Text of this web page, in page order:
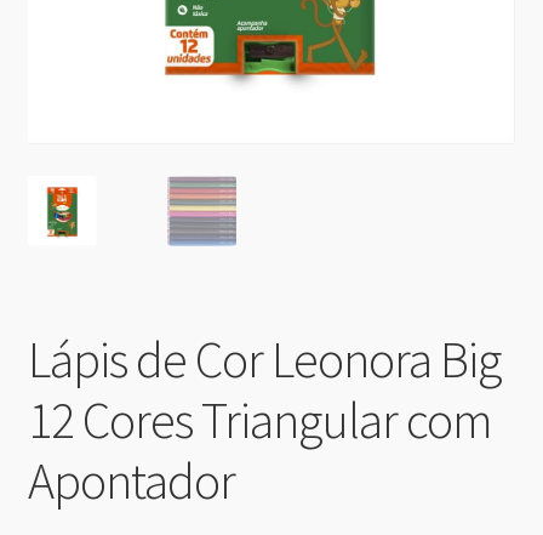
Lápis de Cor Leonora Big
12 Cores Triangular com
Apontador